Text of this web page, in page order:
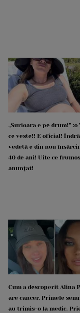
„Surioara e pe drum!” :o
ce veste!! E oficial!
vedetă e din nou
40 de ani! Uite ce
anunțat!
Cum a descoperit Alina
are cancer. Primele
au trimis-o la medic.